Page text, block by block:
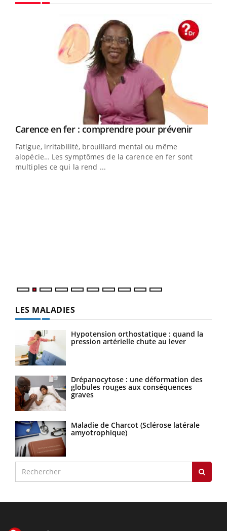
Youtube
Carence en fer : comprendre pour prévenirYoutube
Fatigue, irritabilité, brouillard mental ou même
alopécie… Les symptômes de la carence en fer sont
multiples ce qui la rend ...
LES MALADIES
Hypotension orthostatique : quand la
pression artérielle chute au lever
Drépanocytose : une déformation des
globules rouges aux conséquences
graves
Maladie de Charcot (Sclérose latérale
amyotrophique)